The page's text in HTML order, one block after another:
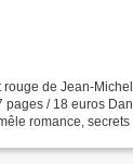
rouge de Jean-
pages / 18 euros
romance,